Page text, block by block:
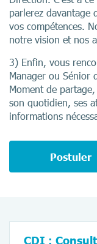
parlerez davantage
vos compétences.
notre vision et nos
3) Enfin, vous
Manager ou Sénior
Moment de
son quotidien, ses
informations
Postuler
CDI :